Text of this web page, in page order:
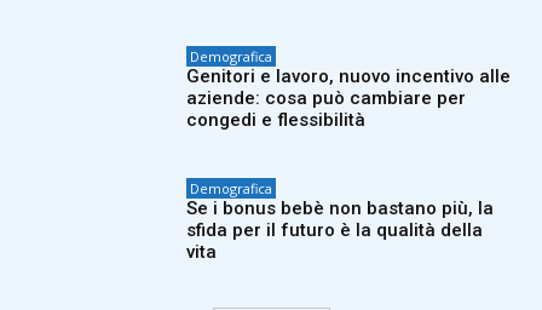
Demografica
Genitori e lavoro, nuovo incentivo alle
aziende: cosa può cambiare per
congedi e flessibilità
Demografica
Se i bonus bebè non bastano più, la
sfida per il futuro è la qualità della
vita